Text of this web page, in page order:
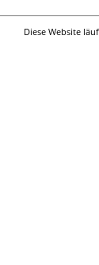
Diese Website